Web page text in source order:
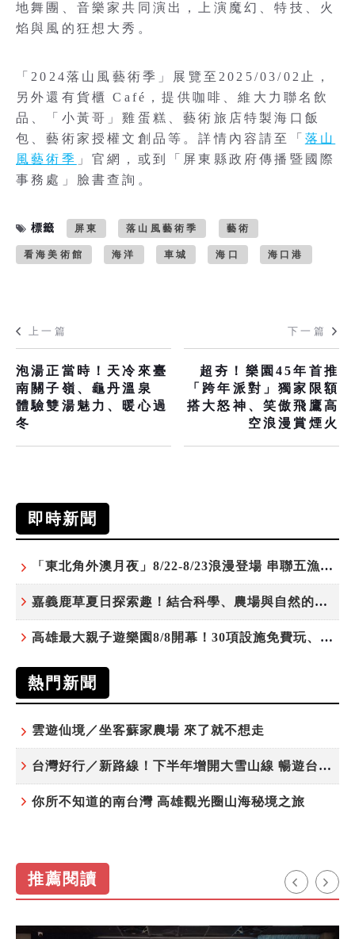
地舞團、音樂家共同演出，上演魔幻、特技、火
焰與風的狂想大秀。
「2024落山風藝術季」展覽至2025/03/02止，
另外還有貨櫃 Café，提供咖啡、維大力聯名飲
品、「小黃哥」雞蛋糕、藝術旅店特製海口飯
包、藝術家授權文創品等。詳情內容請至「 落山
風藝術季 」官網，或到「屏東縣政府傳播暨國際
事務處」臉書查詢。
標籤 屏東 落山風藝術季 藝術
看海美術館 海洋 車城 海口 海口港
上一篇
泡湯正當時！天冷來臺
南關子嶺、龜丹溫泉
體驗雙湯魅力、暖心過
冬
下一篇
超夯！樂園45年首推
「跨年派對」獨家限額
搭大怒神、笑傲飛鷹高
空浪漫賞煙火
即時新聞
「東北角外澳月夜」8/22-8/23浪漫登場 串聯五漁村、音樂、市集、火舞與慢旅共度夏夜
嘉義鹿草夏日探索趣！結合科學、農場與自然的親子小旅行
高雄最大親子遊樂園8/8開幕！30項設施免費玩、YOYO家族嗨翻暑假
熱門新聞
雲遊仙境／坐客蘇家農場 來了就不想走
台灣好行／新路線！下半年增開大雪山線 暢遊台中更便利
你所不知道的南台灣 高雄觀光圈山海秘境之旅
推薦閱讀